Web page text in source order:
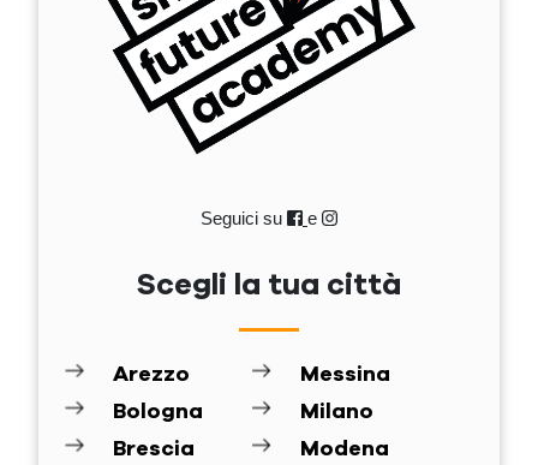
Seguici su e
Scegli la tua città
Arezzo
Bologna
Brescia
Messina
Milano
Modena